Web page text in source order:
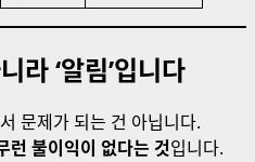
라 ‘알림’입니다
문제가 되는 건 아닙니다.
런 불이익이 없다는 것입니다.